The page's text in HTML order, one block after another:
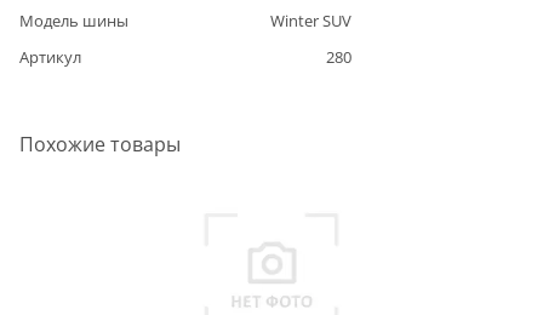
Модель шины
Winter SUV
Артикул
280
Похожие товары